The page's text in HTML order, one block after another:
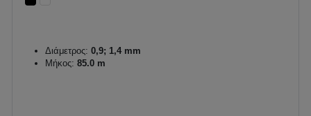
Διάμετρος: 0,9; 1,4 mm
Μήκος: 85.0 m